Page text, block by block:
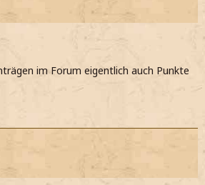
im Forum eigentlich auch Punkte